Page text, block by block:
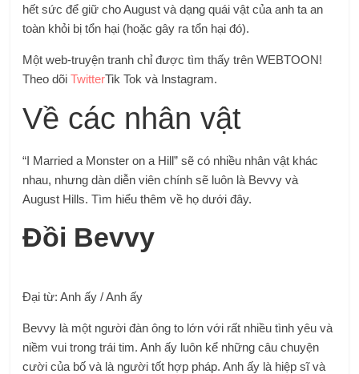
hết sức để giữ cho August và dạng quái vật của anh ta an
toàn khỏi bị tổn hại (hoặc gây ra tổn hại đó).
Một web-truyện tranh chỉ được tìm thấy trên WEBTOON!
Theo dõiTwitterTik Tok và Instagram.
Về các nhân vật
“I Married a Monster on a Hill” sẽ có nhiều nhân vật khác
nhau, nhưng dàn diễn viên chính sẽ luôn là Bevvy và
August Hills. Tìm hiểu thêm về họ dưới đây.
Đồi Bevvy
Đại từ: Anh ấy / Anh ấy
Bevvy là một người đàn ông to lớn với rất nhiều tình yêu và
niềm vui trong trái tim. Anh ấy luôn kể những câu chuyện
cười của bố và là người tốt hợp pháp. Anh ấy là hiệp sĩ và